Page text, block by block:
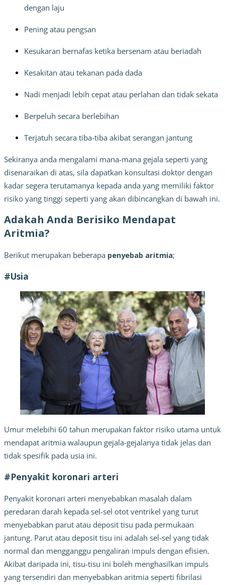
dengan laju
Pening atau pengsan
Kesukaran bernafas ketika bersenam atau beriadah
Kesakitan atau tekanan pada dada
Nadi menjadi lebih cepat atau perlahan dan tidak sekata
Berpeluh secara berlebihan
Terjatuh secara tiba-tiba akibat serangan jantung
Sekiranya anda mengalami mana-mana gejala seperti yang
disenaraikan di atas, sila dapatkan konsultasi doktor dengan
kadar segera terutamanya kepada anda yang memiliki faktor
risiko yang tinggi seperti yang akan dibincangkan di bawah ini.
Adakah Anda Berisiko Mendapat
Aritmia?
Berikut merupakan beberapa penyebab aritmia;
#Usia
Umur melebihi 60 tahun merupakan faktor risiko utama untuk
mendapat aritmia walaupun gejala-gejalanya tidak jelas dan
tidak spesifik pada usia ini.
#Penyakit koronari arteri
Penyakit koronari arteri menyebabkan masalah dalam
peredaran darah kepada sel-sel otot ventrikel yang turut
menyebabkan parut atau deposit tisu pada permukaan
jantung. Parut atau deposit tisu ini adalah sel-sel yang tidak
normal dan mengganggu pengaliran impuls dengan efisien.
Akibat daripada ini, tisu-tisu ini boleh menghasilkan impuls
yang tersendiri dan menyebabkan aritmia seperti fibrilasi